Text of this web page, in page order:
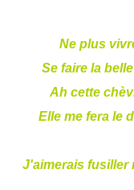
Ne plus
Se faire la
Ah cette
Elle me fera le
J'aimerais fusiller